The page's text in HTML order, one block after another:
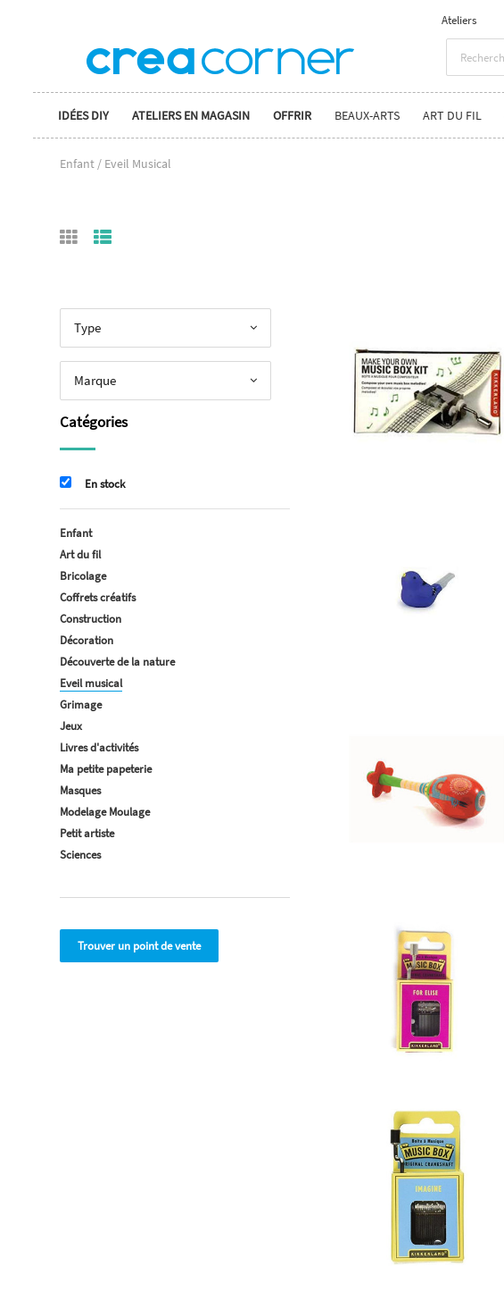
Ateliers
IDÉES DIY ATELIERS EN MAGASIN OFFRIR BEAUX-ARTS ART DU FIL
Enfant / Eveil Musical
Type
Marque
Catégories
En stock
Enfant
Art du fil
Bricolage
Coffrets créatifs
Construction
Décoration
Découverte de la nature
Eveil musical
Grimage
Jeux
Livres d'activités
Ma petite papeterie
Masques
Modelage Moulage
Petit artiste
Sciences
Trouver un point de vente